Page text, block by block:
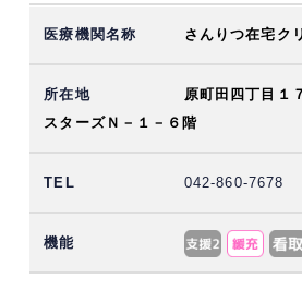
さんりつ在宅ク
原町田四丁目
スターズＮ－１－６階
042-860-7678